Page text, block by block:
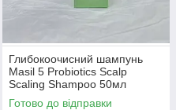
Глибокоочисний шампунь
Masil 5 Probiotics Scalp
Scaling Shampoo 50мл
23/05/26
Готово до відправки